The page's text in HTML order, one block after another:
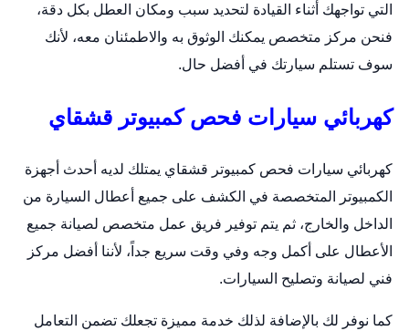
التي تواجهك أثناء القيادة لتحديد سبب ومكان العطل بكل دقة،
فنحن مركز متخصص يمكنك الوثوق به والاطمئنان معه، لأنك
سوف تستلم سيارتك في أفضل حال.
كهربائي سيارات فحص كمبيوتر قشقاي
كهربائي سيارات فحص كمبيوتر قشقاي يمتلك لديه أحدث أجهزة
الكمبيوتر المتخصصة في الكشف على جميع أعطال السيارة من
الداخل والخارج، ثم يتم توفير فريق عمل متخصص لصيانة جميع
الأعطال على أكمل وجه وفي وقت سريع جداً، لأننا أفضل مركز
فني لصيانة وتصليح السيارات.
كما نوفر لك بالإضافة لذلك خدمة مميزة تجعلك تضمن التعامل